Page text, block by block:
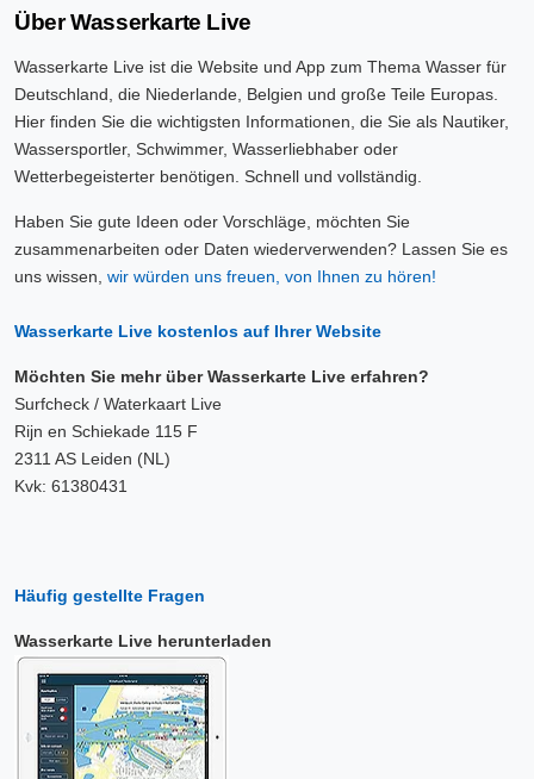
Über Wasserkarte Live
Wasserkarte Live ist die Website und App zum Thema Wasser für
Deutschland, die Niederlande, Belgien und große Teile Europas.
Hier finden Sie die wichtigsten Informationen, die Sie als Nautiker,
Wassersportler, Schwimmer, Wasserliebhaber oder
Wetterbegeisterter benötigen. Schnell und vollständig.
Haben Sie gute Ideen oder Vorschläge, möchten Sie
zusammenarbeiten oder Daten wiederverwenden? Lassen Sie es
uns wissen, wir würden uns freuen, von Ihnen zu hören!
Wasserkarte Live kostenlos auf Ihrer Website
Möchten Sie mehr über Wasserkarte Live erfahren?
Surfcheck / Waterkaart Live
Rijn en Schiekade 115 F
2311 AS Leiden (NL)
Kvk: 61380431
Häufig gestellte Fragen
Wasserkarte Live herunterladen